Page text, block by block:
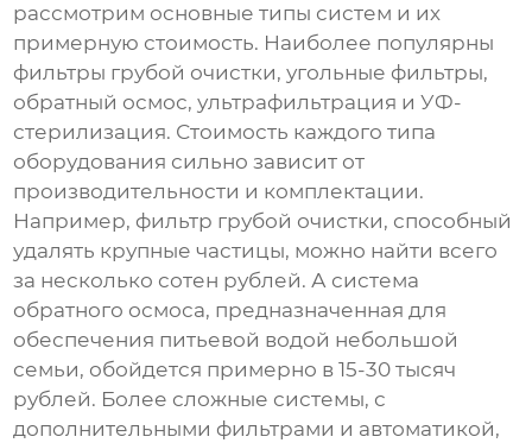
рассмотрим основные типы систем и их
примерную стоимость. Наиболее популярны
фильтры грубой очистки, угольные фильтры,
обратный осмос, ультрафильтрация и УФ-
стерилизация. Стоимость каждого типа
оборудования сильно зависит от
производительности и комплектации.
Например, фильтр грубой очистки, способный
удалять крупные частицы, можно найти всего
за несколько сотен рублей. А система
обратного осмоса, предназначенная для
обеспечения питьевой водой небольшой
семьи, обойдется примерно в 15-30 тысяч
рублей. Более сложные системы, с
дополнительными фильтрами и автоматикой,